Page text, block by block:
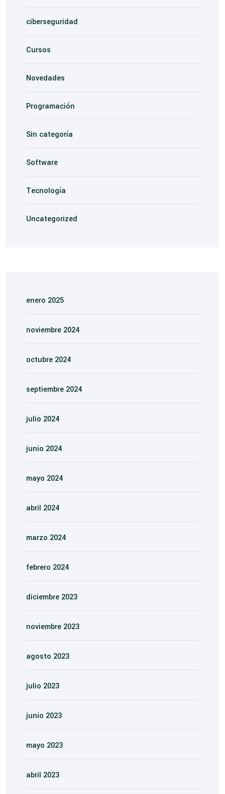
ciberseguridad
Cursos
Novedades
Programación
Sin categoría
Software
Tecnología
Uncategorized
enero 2025
noviembre 2024
octubre 2024
septiembre 2024
julio 2024
junio 2024
mayo 2024
abril 2024
marzo 2024
febrero 2024
diciembre 2023
noviembre 2023
agosto 2023
julio 2023
junio 2023
mayo 2023
abril 2023